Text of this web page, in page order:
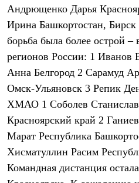
Футболки
Рубашки
Толстовки
Брюки
Женская одежда
Утепленная пухом
Куртки
Жилеты
Утепленная синтетикой
Куртки
Брюки
Штормовая одежда
Куртки
Софтшелл одежда
Андрющенко Дарья
Ирина Башкортостан,
борьба была более острой –
регионов России: 1 Иванов
Анна Белгород 2 Сарамуд
Омск-Ульяновск 3 Репик
ХМАО 1 Соболев
Красноярский край 2
Марат Республика
Хисматуллин Расим
Командная дистанция